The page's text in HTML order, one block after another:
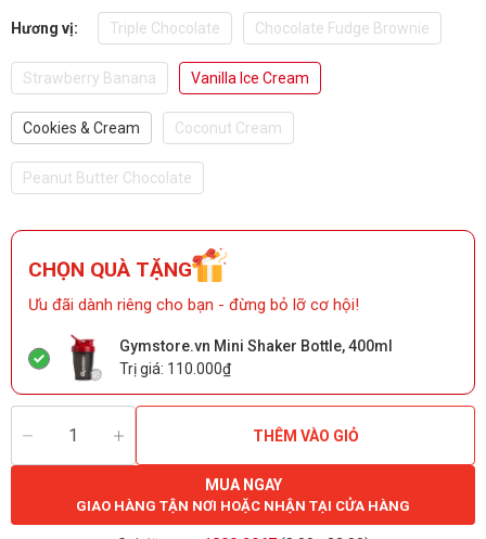
Hương vị: Triple Chocolate Chocolate Fudge Brownie
Strawberry Banana Vanilla Ice Cream
Cookies & Cream Coconut Cream
Peanut Butter Chocolate
CHỌN QUÀ TẶNG
Ưu đãi dành riêng cho bạn - đừng bỏ lỡ cơ hội!
Gymstore.vn Mini Shaker Bottle, 400ml
Trị giá: 110.000₫
THÊM VÀO GIỎ
MUA NGAY
GIAO HÀNG TẬN NƠI HOẶC NHẬN TẠI CỬA HÀNG